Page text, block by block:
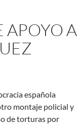
A
española
montaje policial y
de torturas por